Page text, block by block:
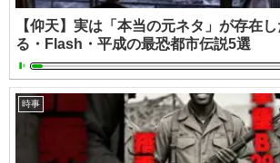
【仰天】実は「本当の元ネタ」が存在
る・Flash・平成の最恐都市伝説5選
時事